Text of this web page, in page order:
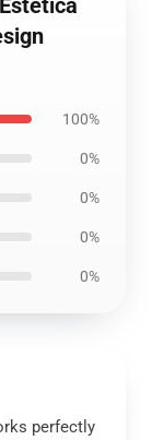
100%
0%
0%
0%
0%
perfectly